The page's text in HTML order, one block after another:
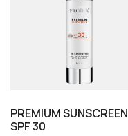
PREMIUM SUNSCREEN
SPF 30